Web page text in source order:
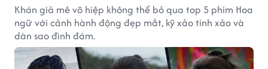
Khán giả mê võ hiệp không thể bỏ qua top 5 phim Hoa
ngữ với cảnh hành động đẹp mắt, kỹ xảo tinh xảo và
dàn sao đình đám.